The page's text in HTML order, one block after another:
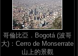
哥倫比亞．Bogotá (波哥
大)：Cerro de Monserrate
山上的景觀